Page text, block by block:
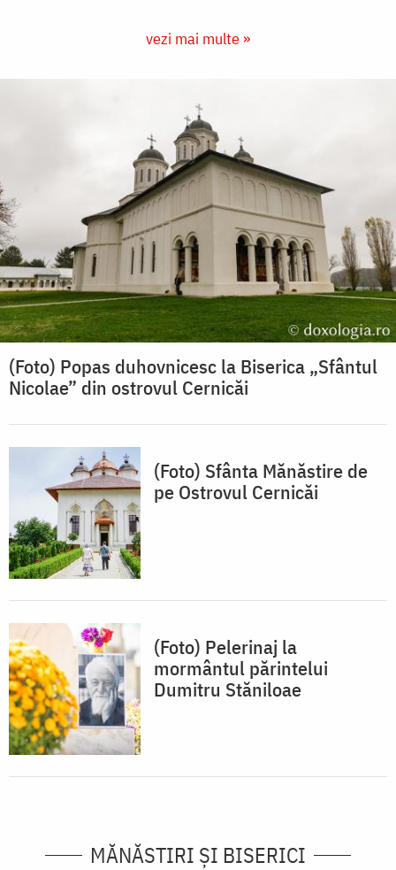
vezi mai multe »
(Foto) Popas duhovnicesc la Biserica „Sfântul
Nicolae” din ostrovul Cernicăi
(Foto) Sfânta Mănăstire de
pe Ostrovul Cernicăi
(Foto) Pelerinaj la
mormântul părintelui
Dumitru Stăniloae
MĂNĂSTIRI ȘI BISERICI